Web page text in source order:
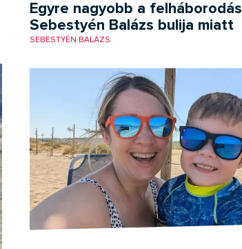
Egyre nagyobb a felháborodás
Sebestyén Balázs bulija miatt
SEBESTYÉN BALÁZS